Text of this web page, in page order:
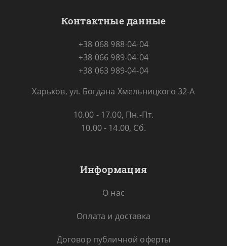
Контактные данные
+38 068 988-04-04
+38 066 989-04-04
+38 063 989-04-04
Харьков, ул. Богдана Хмельницкого 32-А
10.00 - 17.00, Пн.-Пт.
10.00 - 14.00, Сб.
Информация
О нас
Оплата и доставка
Договор публичной оферты